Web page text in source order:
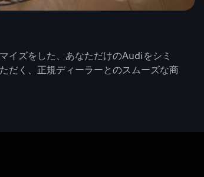
イズをした、あなただけのAudiをシミ
だく、正規ディーラーとのスムーズな商